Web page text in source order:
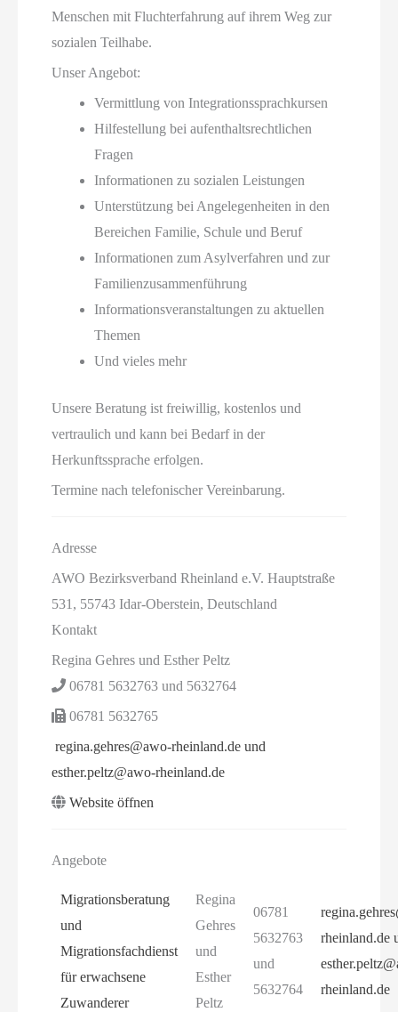
Menschen mit Fluchterfahrung auf ihrem Weg zur
sozialen Teilhabe.
Unser Angebot:
Vermittlung von Integrationssprachkursen
Hilfestellung bei aufenthaltsrechtlichen
Fragen
Informationen zu sozialen Leistungen
Unterstützung bei Angelegenheiten in den
Bereichen Familie, Schule und Beruf
Informationen zum Asylverfahren und zur
Familienzusammenführung
Informationsveranstaltungen zu aktuellen
Themen
Und vieles mehr
Unsere Beratung ist freiwillig, kostenlos und
vertraulich und kann bei Bedarf in der
Herkunftssprache erfolgen.
Termine nach telefonischer Vereinbarung.
Adresse
AWO Bezirksverband Rheinland e.V. Hauptstraße
531, 55743 Idar-Oberstein, Deutschland
Kontakt
Regina Gehres und Esther Peltz
06781 5632763 und 5632764
06781 5632765
regina.gehres@awo-rheinland.de und
esther.peltz@awo-rheinland.de
Website öffnen
Angebote
Migrationsberatung
und
Migrationsfachdienst
für erwachsene
Zuwanderer
Regina
Gehres
und
Esther
Peltz
06781
5632763
und
5632764
rheinland.de
rheinland.de